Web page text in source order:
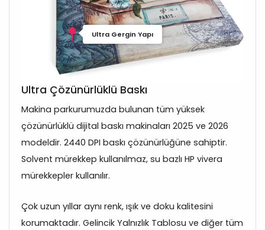
Ultra Gergin Yapı
Ultra Çözünürlüklü Baskı
Makina parkurumuzda bulunan tüm yüksek
çözünürlüklü dijital baskı makinaları 2025 ve 2026
modeldir. 2440 DPI baskı çözünürlüğüne sahiptir.
Solvent mürekkep kullanılmaz, su bazlı HP vivera
mürekkepler kullanılır.
Çok uzun yıllar aynı renk, ışık ve doku kalitesini
korumaktadır. Gelincik Yalnızlık Tablosu ve diğer tüm